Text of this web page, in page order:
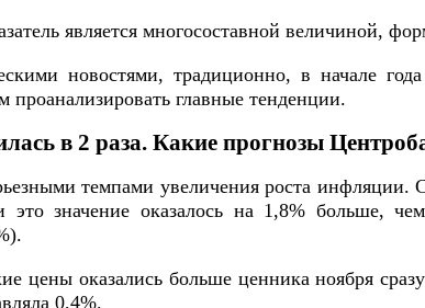
является многосоставной величиной,
новостями, традиционно, в начале
главные тенденции.
в 2 раза. Какие прогнозы
темпами увеличения роста
это значение оказалось на 1,8% больше,
цены оказались больше ценника ноября
0,4%.